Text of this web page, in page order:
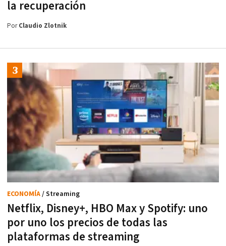
la recuperación
PorClaudio Zlotnik
Netflix, Disney+, HBO Max y Spotify: uno
por uno los precios de todas las
plataformas de streaming
ECONOMÍA/ Streaming